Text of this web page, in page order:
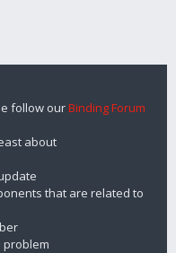
follow ourBinding Forum
about
that are related to
problem